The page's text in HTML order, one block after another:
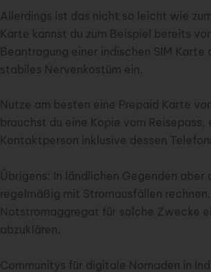
Allerdings ist das nicht so leicht wie
Karte kannst du zum Beispiel bereits
Beantragung einer indischen SIM
stabiles Nervenkostüm ein.
Nutze am besten eine Prepaid Karte
brauchst du eine Kopie vom
Kontaktperson inklusive dessen
Übrigens: In ländlichen Gegenden
regelmäßig mit Stromausfällen
Notstromaggregat für solche Zwecke
abzuklären.
Communitys für digitale Nomaden in